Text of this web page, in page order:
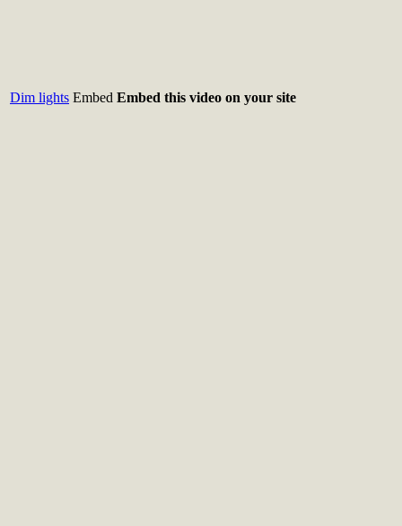
Dim lights Embed Embed this video on your site